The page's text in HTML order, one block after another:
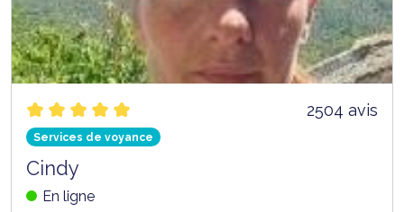
2504 avis
Services de voyance
Cindy
En ligne